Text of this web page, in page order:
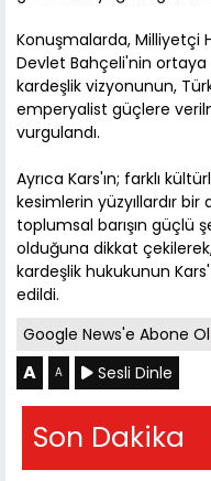
Konuşmalarda, Milliyetçi
Devlet Bahçeli'nin ortaya
kardeşlik vizyonunun,
emperyalist güçlere
vurgulandı.
Ayrıca Kars'ın; farklı
kesimlerin yüzyıllardır bir
toplumsal barışın güçlü
olduğuna dikkat
kardeşlik hukukunun
edildi.
Google News'e Abone Ol
A A Sesli Dinle
Son Dakika